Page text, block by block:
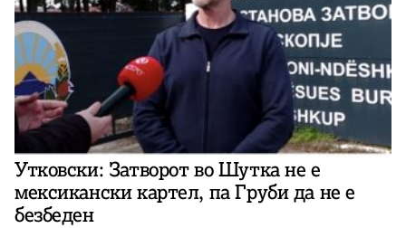
Утковски: Затворот во Шутка не е
мексикански картел, па Груби да не е
безбеден